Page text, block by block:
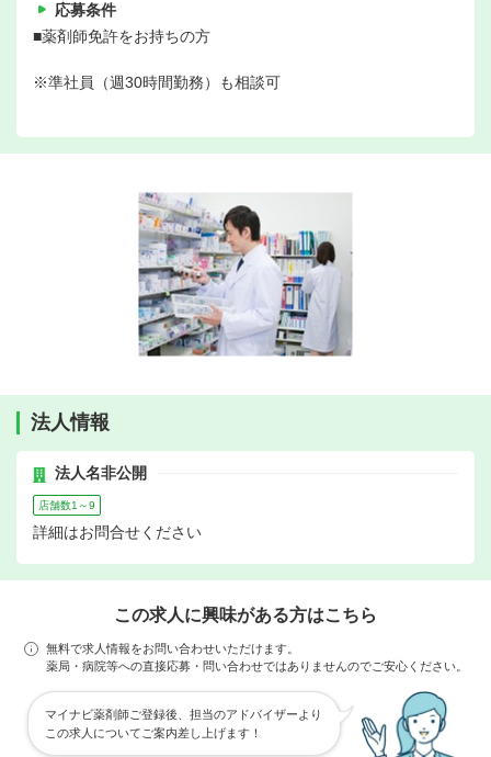
応募条件
■薬剤師免許をお持ちの方
※準社員（週30時間勤務）も相談可
法人情報
法人名非公開
店舗数1～9
詳細はお問合せください
この求人に興味がある方はこちら
無料で求人情報をお問い合わせいただけます。
薬局・病院等への直接応募・問い合わせではありませんのでご安心ください。
マイナビ薬剤師ご登録後、担当のアドバイザーより
この求人についてご案内差し上げます！